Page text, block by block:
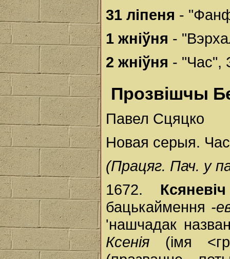
31 ліпеня -
1 жніўня -
2 жніўня - "Час",
Прозвішчы
Павел Сцяцко
Новая серыя.
(Працяг. Пач. у
1672. Ксяневіч
бацькаймення -
'нашчадак
Ксенія (імя